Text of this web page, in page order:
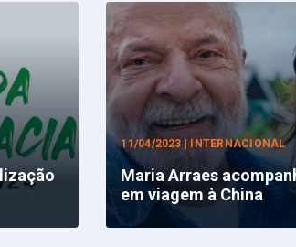
11/04/2023 | INTERNACIONAL
Maria Arraes
em viagem à China